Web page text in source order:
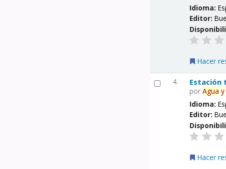
Idioma:
Editor:
Hacer
4. Estación
porAgua y
Idioma:
Editor:
Hacer